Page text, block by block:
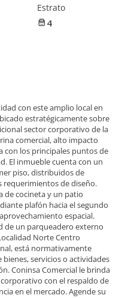
Estrato
4
con este amplio local en
estratégicamente sobre
sector corporativo de la
comercial, alto impacto
con los principales puntos de
El inmueble cuenta con un
piso, distribuidos de
requerimientos de diseño.
de cocineta y un patio
plafón hacia el segundo
espacial.
de un parqueadero externo
Norte Centro
está normativamente
servicios o actividades
Coninsa Comercial le brinda
con el respaldo de
en el mercado. Agende su